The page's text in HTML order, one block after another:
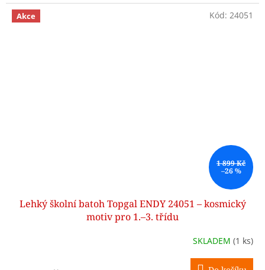
Akce
1 899 Kč
–26 %
Lehký školní batoh Topgal ENDY 24051 – kosmický
motiv pro 1.–3. třídu
SKLADEM (1 ks)
Kód: 24051